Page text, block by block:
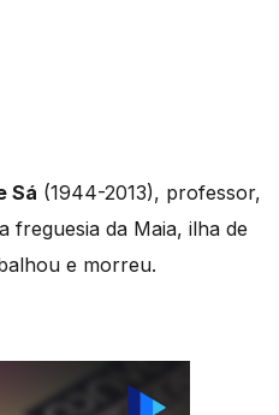
Sá (1944-2013), professor,
freguesia da Maia, ilha de
e morreu.